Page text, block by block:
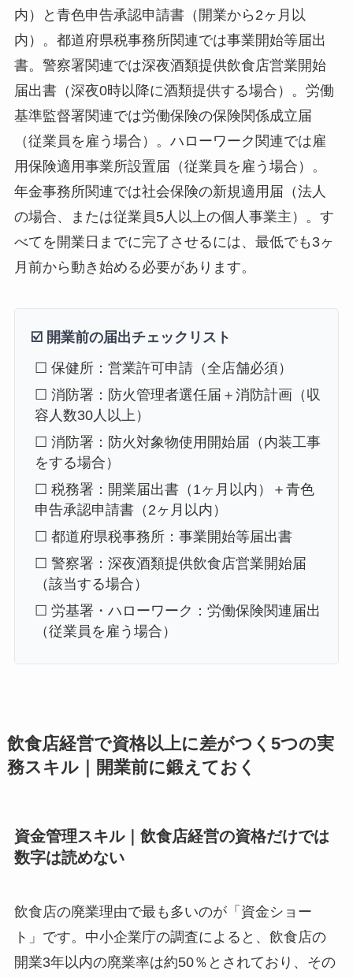
内）と青色申告承認申請書（開業から2ヶ月以
内）。都道府県税事務所関連では事業開始等届出
書。警察署関連では深夜酒類提供飲食店営業開始
届出書（深夜0時以降に酒類提供する場合）。労働
基準監督署関連では労働保険の保険関係成立届
（従業員を雇う場合）。ハローワーク関連では雇
用保険適用事業所設置届（従業員を雇う場合）。
年金事務所関連では社会保険の新規適用届（法人
の場合、または従業員5人以上の個人事業主）。す
べてを開業日までに完了させるには、最低でも3ヶ
月前から動き始める必要があります。
☑️ 開業前の届出チェックリスト
☐ 保健所：営業許可申請（全店舗必須）
☐ 消防署：防火管理者選任届＋消防計画（収
容人数30人以上）
☐ 消防署：防火対象物使用開始届（内装工事
をする場合）
☐ 税務署：開業届出書（1ヶ月以内）＋青色
申告承認申請書（2ヶ月以内）
☐ 都道府県税事務所：事業開始等届出書
☐ 警察署：深夜酒類提供飲食店営業開始届
（該当する場合）
☐ 労基署・ハローワーク：労働保険関連届出
（従業員を雇う場合）
飲食店経営で資格以上に差がつく5つの実
務スキル｜開業前に鍛えておく
資金管理スキル｜飲食店経営の資格だけでは
数字は読めない
飲食店の廃業理由で最も多いのが「資金ショー
ト」です。中小企業庁の調査によると、飲食店の
開業3年以内の廃業率は約50％とされており、その